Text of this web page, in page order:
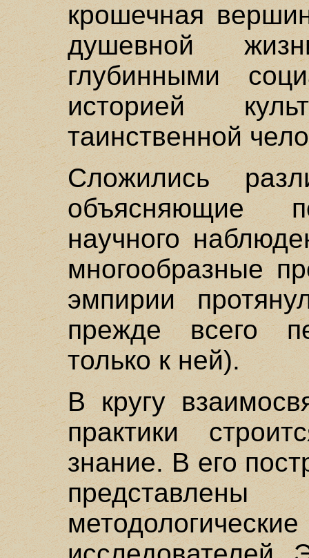
крошечная
душевной
глубинными
историей
таинственной
Сложились
объясняющие
научного
многообразные
эмпирии
прежде всего
только к ней).
В кругу
практики
знание. В его